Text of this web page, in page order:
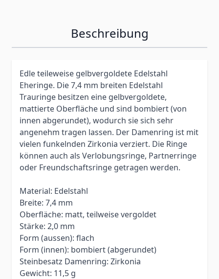
Beschreibung
Edle teileweise gelbvergoldete Edelstahl
Eheringe. Die 7,4 mm breiten Edelstahl
Trauringe besitzen eine gelbvergoldete,
mattierte Oberfläche und sind bombiert (von
innen abgerundet), wodurch sie sich sehr
angenehm tragen lassen. Der Damenring ist mit
vielen funkelnden Zirkonia verziert. Die Ringe
können auch als Verlobungsringe, Partnerringe
oder Freundschaftsringe getragen werden.
Material: Edelstahl
Breite: 7,4 mm
Oberfläche: matt, teilweise vergoldet
Stärke: 2,0 mm
Form (aussen): flach
Form (innen): bombiert (abgerundet)
Steinbesatz Damenring: Zirkonia
Gewicht: 11,5 g